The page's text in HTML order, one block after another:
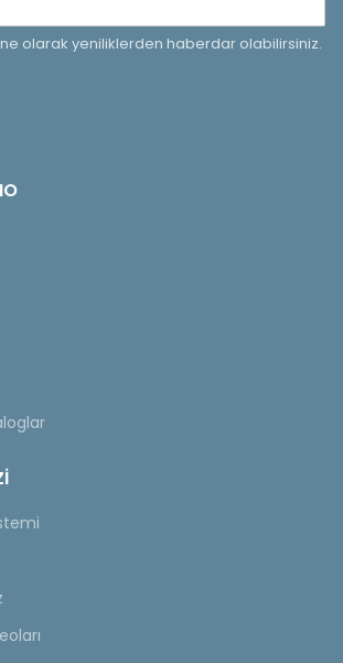
olarak yeniliklerden haberdar olabilirsiniz.